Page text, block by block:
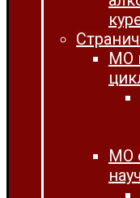
МО
МО